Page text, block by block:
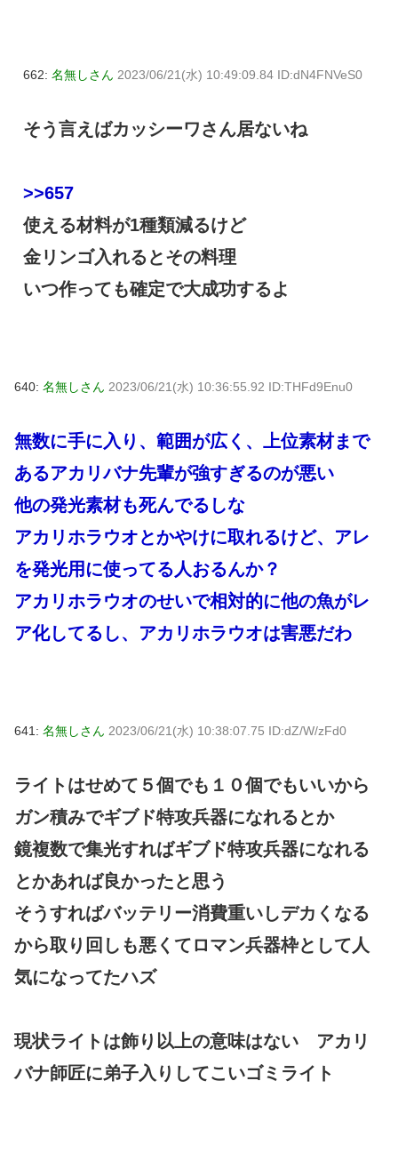
662: 名無しさん 2023/06/21(水) 10:49:09.84 ID:dN4FNVeS0
そう言えばカッシーワさん居ないね
>>657
使える材料が1種類減るけど
金リンゴ入れるとその料理
いつ作っても確定で大成功するよ
640: 名無しさん 2023/06/21(水) 10:36:55.92 ID:THFd9Enu0
無数に手に入り、範囲が広く、上位素材まで
あるアカリバナ先輩が強すぎるのが悪い
他の発光素材も死んでるしな
アカリホラウオとかやけに取れるけど、アレ
を発光用に使ってる人おるんか？
アカリホラウオのせいで相対的に他の魚がレ
ア化してるし、アカリホラウオは害悪だわ
641: 名無しさん 2023/06/21(水) 10:38:07.75 ID:dZ/W/zFd0
ライトはせめて５個でも１０個でもいいから
ガン積みでギブド特攻兵器になれるとか
鏡複数で集光すればギブド特攻兵器になれる
とかあれば良かったと思う
そうすればバッテリー消費重いしデカくなる
から取り回しも悪くてロマン兵器枠として人
気になってたハズ
現状ライトは飾り以上の意味はない アカリ
バナ師匠に弟子入りしてこいゴミライト